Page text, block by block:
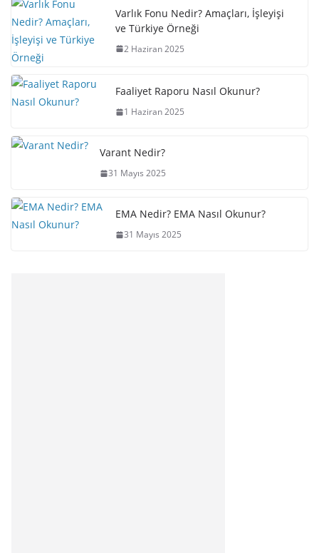
Varlık Fonu Nedir? Amaçları, İşleyişi
ve Türkiye Örneği
2 Haziran 2025
Faaliyet Raporu Nasıl Okunur?
1 Haziran 2025
Varant Nedir?
31 Mayıs 2025
EMA Nedir? EMA Nasıl Okunur?
31 Mayıs 2025